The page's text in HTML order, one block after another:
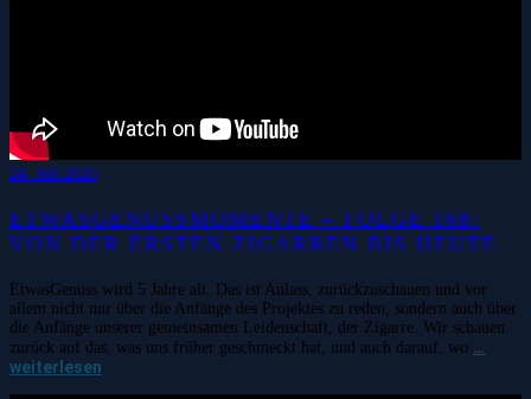
24. Juli 2026
ETWASGENUSSMOMENTE – FOLGE 168:
VON DER ERSTEN ZIGARREN BIS HEUTE
EtwasGenuss wird 5 Jahre alt. Das ist Anlass, zurückzuschauen und vor
allem nicht nur über die Anfänge des Projektes zu reden, sondern auch über
die Anfänge unserer gemeinsamen Leidenschaft, der Zigarre. Wir schauen
zurück auf das, was uns früher geschmeckt hat, und auch darauf, wo …
weiterlesen